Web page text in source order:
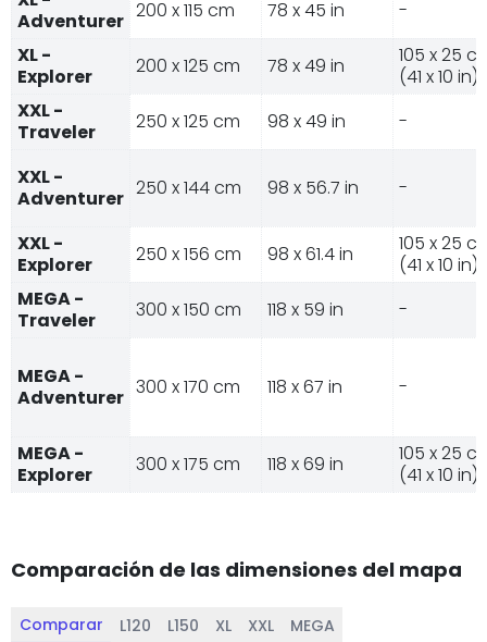
Adventurer 200 x 115 cm 78 x 45 in
-
XL -
Explorer
200 x 125 cm 78 x 49 in
105 x 25
(41 x 10 in)
XXL -
Traveler
250 x 125 cm 98 x 49 in -
XXL -
Adventurer 250 x 144 cm 98 x 56.7 in -
XXL -
Explorer
250 x 156 cm 98 x 61.4 in
105 x 25
(41 x 10 in)
MEGA -
Traveler
300 x 150 cm 118 x 59 in -
MEGA -
Adventurer 300 x 170 cm 118 x 67 in -
MEGA -
Explorer
300 x 175 cm 118 x 69 in
105 x 25
(41 x 10 in)
Comparación de las dimensiones del mapa
Comparar L120 L150 XL XXL MEGA